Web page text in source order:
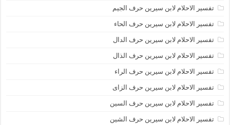
تفسير الاحلام لابن سيرين حرف الجيم
تفسير الاحلام لابن سيرين حرف الحاء
تفسير الاحلام لابن سيرين حرف الدال
تفسير الاحلام لابن سيرين حرف الذال
تفسير الاحلام لابن سيرين حرف الراء
تفسير الاحلام لابن سيرين حرف الزاى
تفسير الاحلام لابن سيرين حرف السين
تفسير الاحلام لابن سيرين حرف الشين